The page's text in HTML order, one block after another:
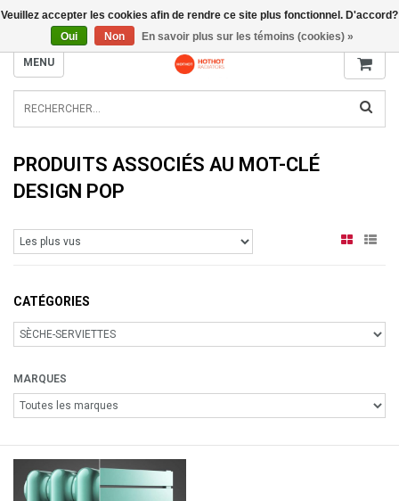
INFO@RADIATORS.SHOP
MENU
PRODUITS ASSOCIÉS AU MOT-CLÉ
DESIGN POP
CATÉGORIES
MARQUES
Veuillez accepter les cookies afin de rendre ce site plus fonctionnel. D'accord?
Oui
Non En savoir plus sur les témoins (cookies) »